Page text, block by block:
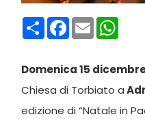
CondividiFacebook
Email
Domenica 15
Chiesa di Torbiato a
edizione di “Natale in